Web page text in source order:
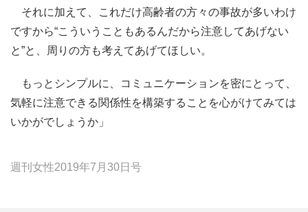
それに加えて、これだけ高齢者の方々の事故が多いわけ
ですから“こういうこともあるんだから注意してあげない
と”と、周りの方も考えてあげてほしい。
もっとシンプルに、コミュニケーションを密にとって、
気軽に注意できる関係性を構築することを心がけてみては
いかがでしょうか」
週刊女性2019年7月30日号